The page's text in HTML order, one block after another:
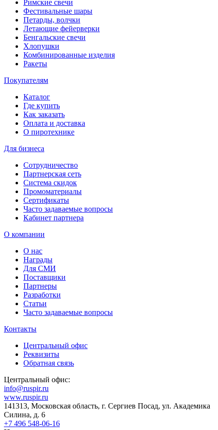
Римские свечи
Фестивальные шары
Петарды, волчки
Летающие фейерверки
Бенгальские свечи
Хлопушки
Комбинированные изделия
Ракеты
Покупателям
Каталог
Где купить
Как заказать
Оплата и доставка
О пиротехнике
Для бизнеса
Сотрудничество
Партнерская сеть
Система скидок
Промоматериалы
Сертификаты
Часто задаваемые вопросы
Кабинет партнера
О компании
О нас
Награды
Для СМИ
Поставщики
Партнеры
Разработки
Статьи
Часто задаваемые вопросы
Контакты
Центральный офис
Реквизиты
Обратная связь
Центральный офис:
info@ruspir.ru
www.ruspir.ru
141313, Московская область, г. Сергиев Посад, ул. Академика
Силина, д. 6
+7 496 548-06-16